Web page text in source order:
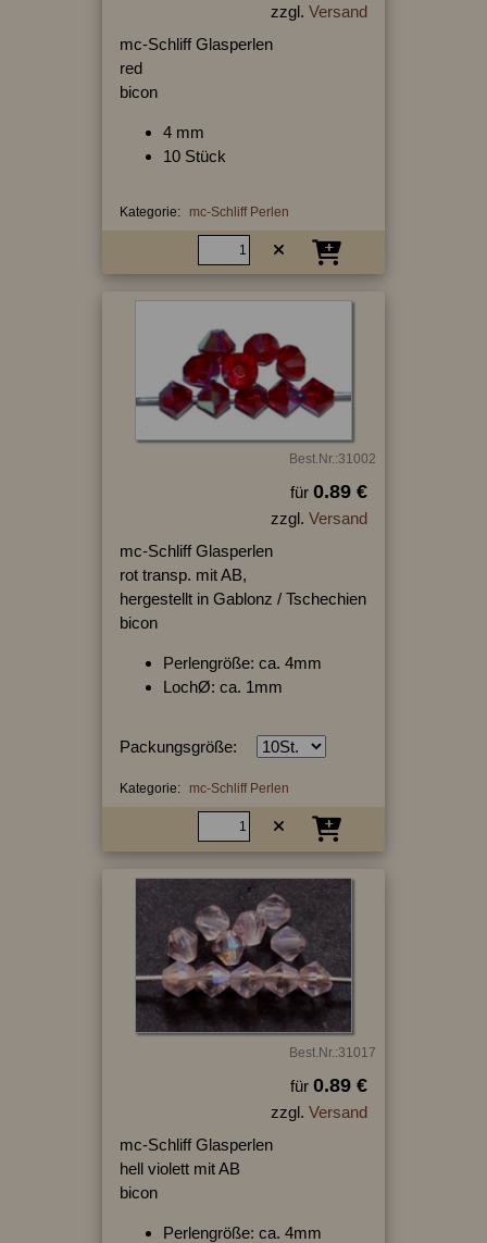
zzgl. Versand
mc-Schliff Glasperlen
red
bicon
4 mm
10 Stück
Kategorie: mc-Schliff Perlen
Best.Nr.:31002
für 0.89 €
zzgl. Versand
mc-Schliff Glasperlen
rot transp. mit AB,
hergestellt in Gablonz / Tschechien
bicon
Perlengröße: ca. 4mm
LochØ: ca. 1mm
Packungsgröße:
Kategorie: mc-Schliff Perlen
Best.Nr.:31017
für 0.89 €
zzgl. Versand
mc-Schliff Glasperlen
hell violett mit AB
bicon
Perlengröße: ca. 4mm